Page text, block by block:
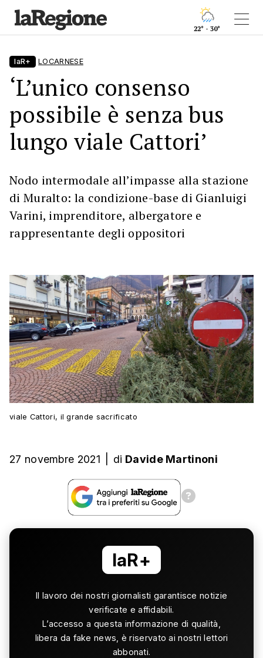
22° - 30°
laR+ LOCARNESE
‘L’unico consenso
possibile è senza bus
lungo viale Cattori’
Nodo intermodale all’impasse alla stazione
di Muralto: la condizione-base di Gianluigi
Varini, imprenditore, albergatore e
rappresentante degli oppositori
viale Cattori, il grande sacrificato
27 novembre 2021 di Davide Martinoni
laR+
Il lavoro dei nostri giornalisti garantisce notizie
verificate e affidabili.
L’accesso a questa informazione di qualità,
libera da fake news, è riservato ai nostri lettori
abbonati.